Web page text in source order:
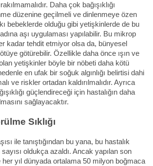
Daha çok bağışıklığı
düzenine geçilmeli ve dinlenmeye özen
bebeklerde olduğu gibi yetişkinlerde de bu
aşı uygulaması yapılabilir. Bu mikrop
kadar tehdit etmiyor olsa da, bünyesel
götürebilir. Özellikle daha önce ışın ve
yetişkinler böyle bir nöbeti daha kötü
en ufak bir soğuk algınlığı belirtisi dahi
ve riskler ortadan kaldırılmalıdır. Ayrıca
güçlendireceği için hastalığın daha
sağlayacaktır.
Sıklığı
ile tanıştığından bu yana, bu hastalık
oldukça azaldı. Ancak yapılan son
her yıl dünyada ortalama 50 milyon boğmaca